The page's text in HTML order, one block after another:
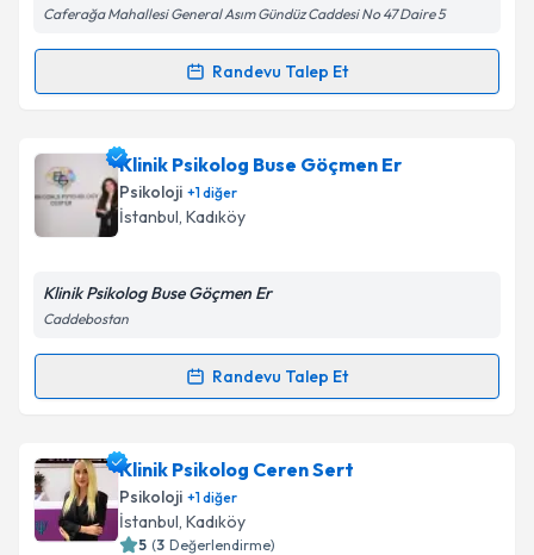
Kişisel verilerimin işlenmesine ilişkinAydınlatma
Metni'ni okudum ve kişisel verilerimin belirtilen
kapsamda işlenmesini kabul ediyorum.
Caferağa Mahallesi General Asım Gündüz Caddesi No 47 Daire 5
Randevu Talep Et
Randevu Takvimi Talebi
Uzm. Psk. İclal Ergin için randevu takvimi talebi
oluşturun. Size bu uzmandan randevu almanız için bir
takvim hazırlandığında e-posta ile bilgilendireceğiz.
Kişisel verilerimin işlenmesine ilişkin
Metni'ni okudum ve kişisel verilerimin belirtilen
Takvim Talebini Gönder
Klinik Psikolog Buse Göçmen Er
Psikoloji +1diğer
İstanbul, Kadıköy
Klinik Psikolog Buse Göçmen Er
Caddebostan
Randevu Talep Et
Randevu Takvimi Talebi
Klinik Psikolog Buse Göçmen Eriçin randevu
takvimi talebi oluşturun. Size bu uzmandan randevu
almanız için bir takvim hazırlandığında e-posta ile
bilgilendireceğiz.
Klinik Psikolog Ceren Sert
Psikoloji +1diğer
İstanbul, Kadıköy
5 (3 Değerlendirme)